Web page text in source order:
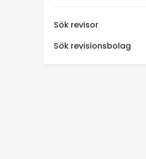
n
Sök revisor
Sök revisionsbolag